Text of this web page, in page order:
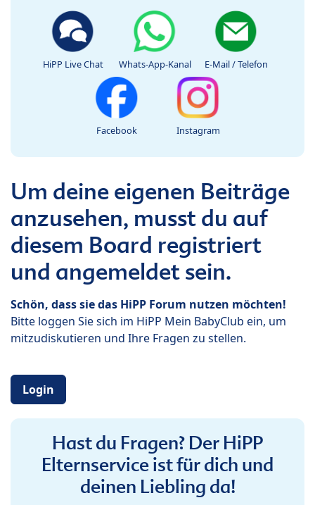
HiPP Live Chat Whats-App-Kanal E-Mail / Telefon
Facebook Instagram
Um deine eigenen Beiträge
anzusehen, musst du auf
diesem Board registriert
und angemeldet sein.
Schön, dass sie das HiPP Forum nutzen möchten!
Bitte loggen Sie sich im HiPP Mein BabyClub ein, um
mitzudiskutieren und Ihre Fragen zu stellen.
Login
Hast du Fragen? Der HiPP
Elternservice ist für dich und
deinen Liebling da!